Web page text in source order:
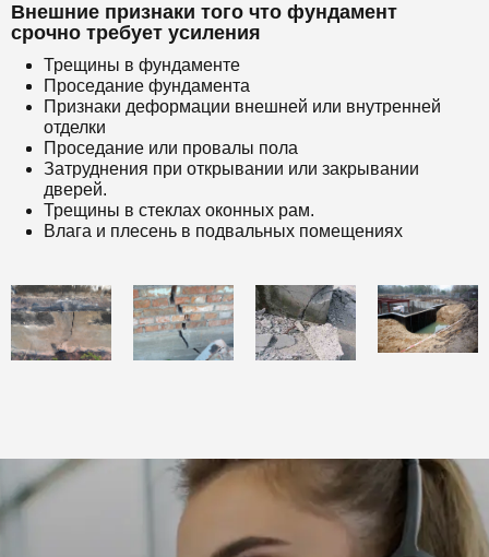
Внешние признаки того что фундамент
срочно требует усиления
Трещины в фундаменте
Проседание фундамента
Признаки деформации внешней или внутренней
отделки
Проседание или провалы пола
Затруднения при открывании или закрывании
дверей.
Трещины в стеклах оконных рам.
Влага и плесень в подвальных помещениях